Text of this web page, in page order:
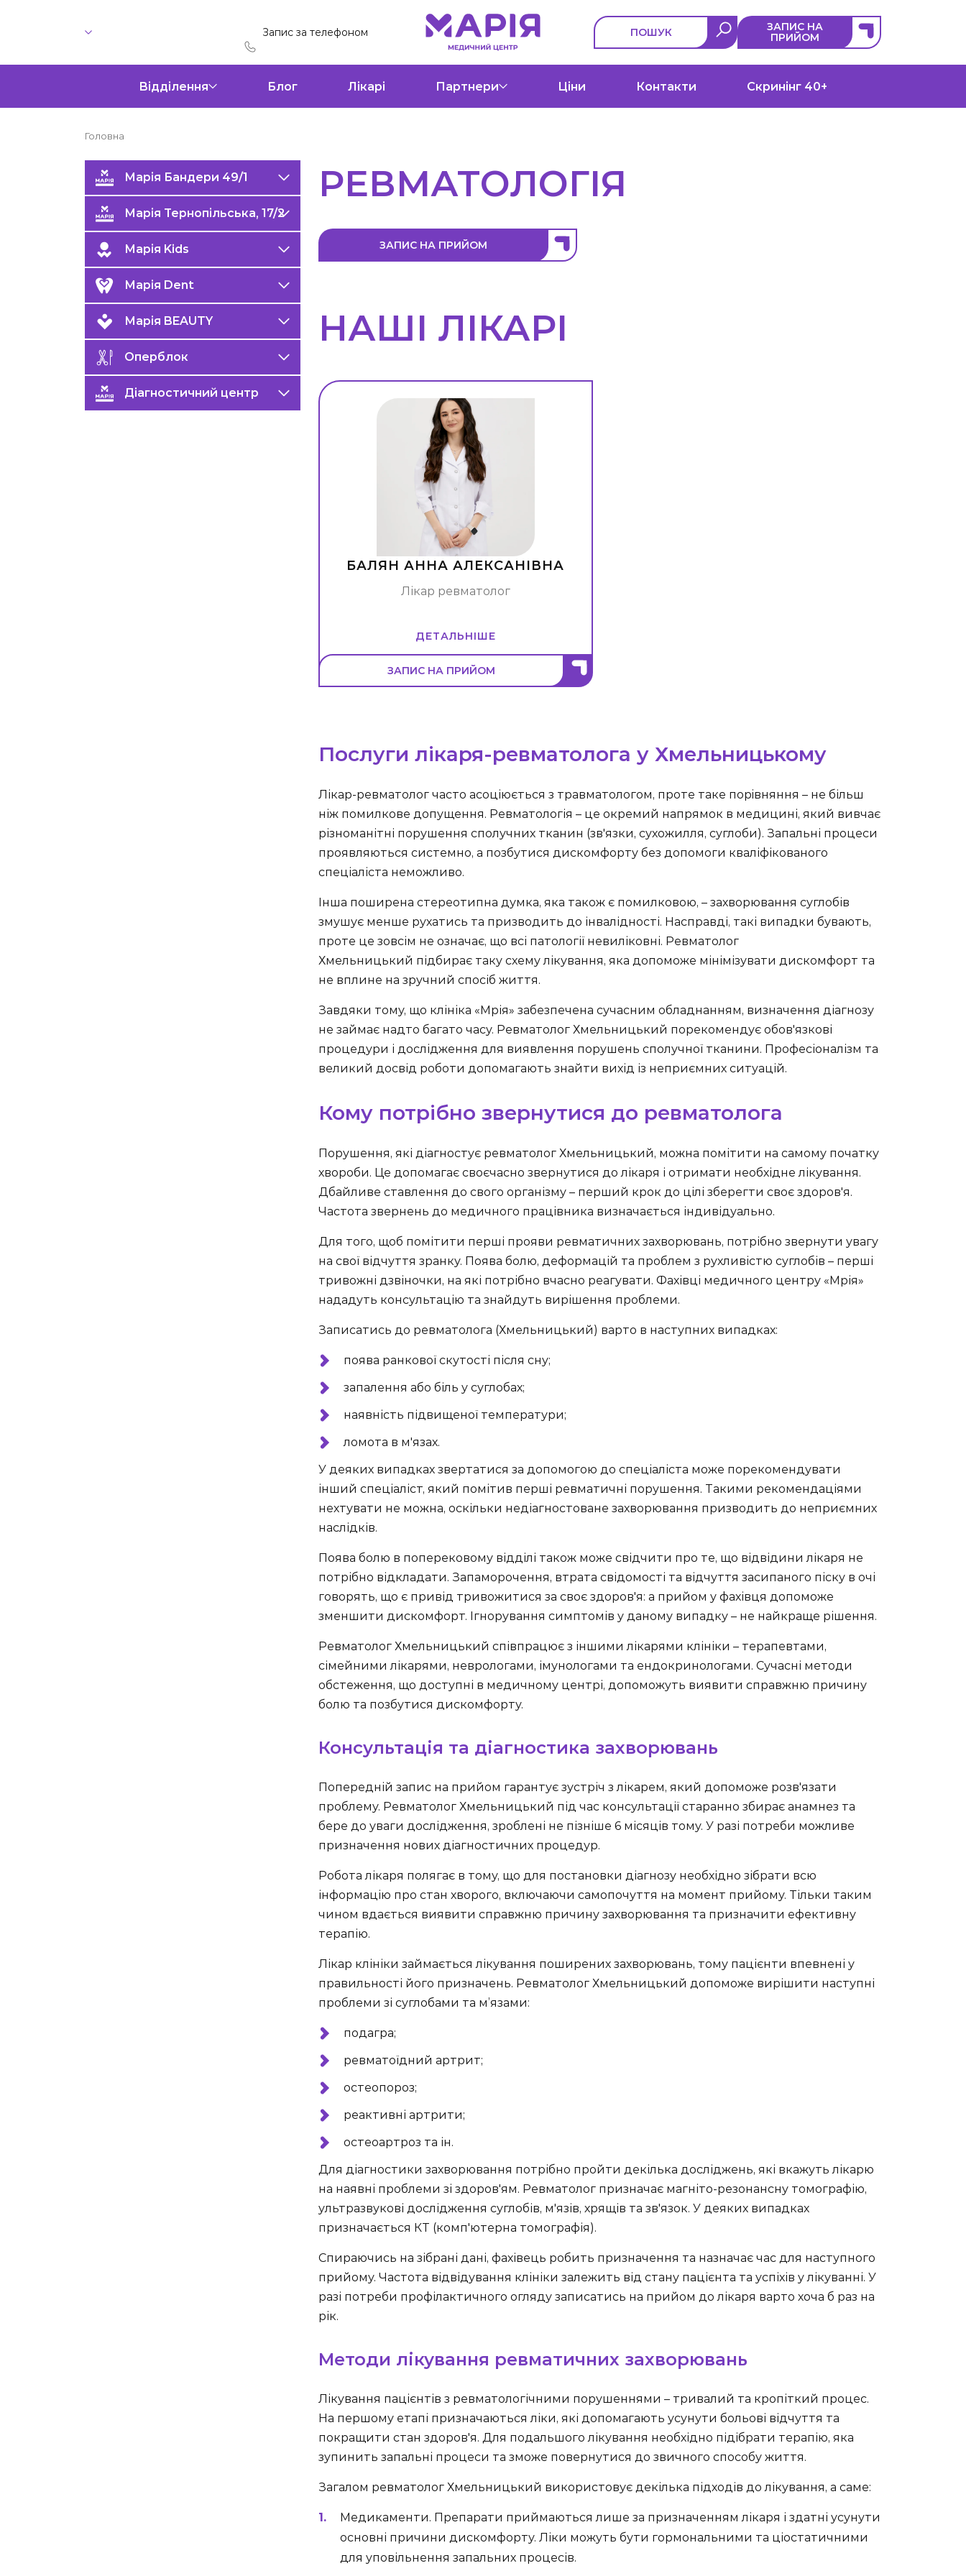
Запис за телефоном ПОШУК
ЗАПИС НА
ПРИЙОМ
Відділення Блог Лікарі Партнери Ціни Контакти Скринінг 40+
Головна
Марія Бандери 49/1
Марія Тернопільська, 17/2
Марія Kids
Марія Dent
Марія BEAUTY
Оперблок
Діагностичний центр
РЕВМАТОЛОГІЯ
ЗАПИС НА ПРИЙОМ
НАШІ ЛІКАРІ
БАЛЯН АННА АЛЕКСАНІВНА
Лікар ревматолог
ДЕТАЛЬНІШЕ
ЗАПИС НА ПРИЙОМ
Послуги лікаря-ревматолога у Хмельницькому
Лікар-ревматолог часто асоціюється з травматологом, проте таке порiвняння – не більш
ніж помилкове допущення. Ревматологія – це окремий напрямок в медицині, який вивчає
різноманітні порушення сполучних тканин (зв'язки, сухожилля, суглоби). Запальні процеси
проявляються системно, а позбутися дискомфорту без допомоги кваліфікованого
спеціаліста неможливо.
Інша поширена стереотипна думка, яка також є помилковою, – захворювання суглобів
змушує менше рухатись та призводить до інвалідності. Насправді, такі випадки бувають,
проте це зовсім не означає, що всі патології невиліковні. Ревматолог
Хмельницький підбирає таку схему лікування, яка допоможе мінімізувати дискомфорт та
не вплине на зручний спосіб життя.
Завдяки тому, що клініка «Мрія» забезпечена сучасним обладнанням, визначення діагнозу
не займає надто багато часу. Ревматолог Хмельницький порекомендує обов'язкові
процедури і дослідження для виявлення порушень сполучної тканини. Професіоналізм та
великий досвід роботи допомагають знайти вихід із неприємних ситуацій.
Кому потрібно звернутися до ревматолога
Порушення, які діагностує ревматолог Хмельницький, можна помітити на самому початку
хвороби. Це допомагає своєчасно звернутися до лікаря і отримати необхідне лікування.
Дбайливе ставлення до свого організму – перший крок до цілі зберегти своє здоров'я.
Частота звернень до медичного працівника визначається індивідуально.
Для того, щоб помітити перші прояви ревматичних захворювань, потрібно звернути увагу
на свої відчуття зранку. Поява болю, деформацій та проблем з рухливістю суглобів – перші
тривожні дзвіночки, на які потрібно вчасно реагувати. Фахівці медичного центру «Мрія»
нададуть консультацію та знайдуть вирішення проблеми.
Записатись до ревматолога (Хмельницький) варто в наступних випадках:
поява ранкової скутості після сну;
запалення або біль у суглобах;
наявність підвищеної температури;
ломота в м'язах.
У деяких випадках звертатися за допомогою до спеціаліста може порекомендувати
інший спеціаліст, який помітив перші ревматичні порушення. Такими рекомендаціями
нехтувати не можна, оскільки недіагностоване захворювання призводить до неприємних
наслідків.
Поява болю в поперековому відділі також може свідчити про те, що відвідини лікаря не
потрібно відкладати. Запаморочення, втрата свідомості та відчуття засипаного піску в очі
говорять, що є привід тривожитися за своє здоров'я: а прийом у фахівця допоможе
зменшити дискомфорт. Ігнорування симптомів у даному випадку – не найкраще рішення.
Ревматолог Хмельницький співпрацює з іншими лікарями клініки – терапевтами,
сімейними лікарями, неврологами, імунологами та ендокринологами. Сучасні методи
обстеження, що доступні в медичному центрі, допоможуть виявити справжню причину
болю та позбутися дискомфорту.
Консультація та діагностика захворювань
Попередній запис на прийом гарантує зустріч з лікарем, який допоможе розв'язати
проблему. Ревматолог Хмельницький під час консультації старанно збирає анамнез та
бере до уваги дослідження, зроблені не пізніше 6 місяців тому. У разі потреби можливе
призначення нових діагностичних процедур.
Робота лікаря полягає в тому, що для постановки діагнозу необхідно зібрати всю
інформацію про стан хворого, включаючи самопочуття на момент прийому. Тільки таким
чином вдається виявити справжню причину захворювання та призначити ефективну
терапію.
Лікар клініки займається лікування поширених захворювань, тому пацієнти впевнені у
правильності його призначень. Ревматолог Хмельницький допоможе вирішити наступні
проблеми зі суглобами та м’язами:
подагра;
ревматоїдний артрит;
остеопороз;
реактивні артрити;
остеоартроз та ін.
Для діагностики захворювання потрібно пройти декілька досліджень, які вкажуть лікарю
на наявні проблеми зі здоров'ям. Ревматолог призначає магніто-резонансну томографію,
ультразвукові дослідження суглобів, м'язів, хрящів та зв'язок. У деяких випадках
призначається КТ (комп'ютерна томографія).
Спираючись на зібрані дані, фахівець робить призначення та назначає час для наступного
прийому. Частота відвідування клініки залежить від стану пацієнта та успіхів у лікуванні. У
разі потреби профілактичного огляду записатись на прийом до лікаря варто хоча б раз на
рік.
Методи лікування ревматичних захворювань
Лікування пацієнтів з ревматологічними порушеннями – тривалий та кропіткий процес.
На першому етапі призначаються ліки, які допомагають усунути больові відчуття та
покращити стан здоров'я. Для подальшого лікування необхідно підібрати терапію, яка
зупинить запальні процеси та зможе повернутися до звичного способу життя.
Загалом ревматолог Хмельницький використовує декілька підходів до лікування, а саме:
Медикаменти. Препарати приймаються лише за призначенням лікаря і здатні усунути
основні причини дискомфорту. Ліки можуть бути гормональними та ціостатичними
для уповільнення запальних процесів.